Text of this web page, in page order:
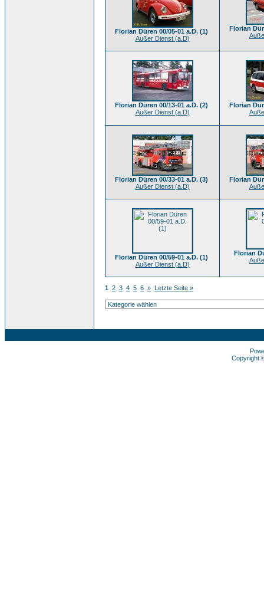
Florian Düren 00/05-01 a.D. (1)
Außer Dienst (a.D)
Florian
Florian Düren 00/13-01 a.D. (2)
Außer Dienst (a.D)
Florian
Florian Düren 00/33-01 a.D. (3)
Außer Dienst (a.D)
Florian
Florian Düren 00/59-01 a.D. (1)
Außer Dienst (a.D)
Florian
1 2 3 4 5 6 » Letzte Seite »
Copyright